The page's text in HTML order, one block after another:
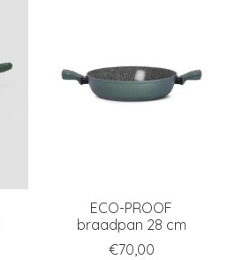
ECO-PROOF
braadpan 28 cm
€70,00